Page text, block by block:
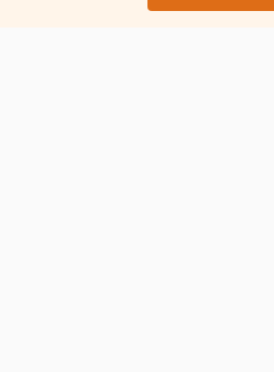
Геннадий Шалагин заявил о